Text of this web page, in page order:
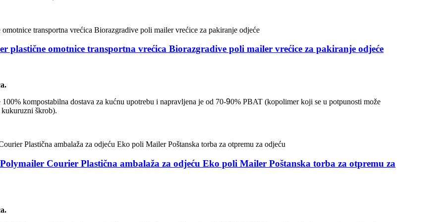
plastične omotnice transportna vrećica Biorazgradive poli mailer vrećice za pakiranje odjeće
kompostabilna dostava za kućnu upotrebu i napravljena je od 70-90% PBAT (kopolimer koji se u potpunosti može
škrob).
Courier Plastična ambalaža za odjeću Eko poli Mailer Poštanska torba za otpremu za